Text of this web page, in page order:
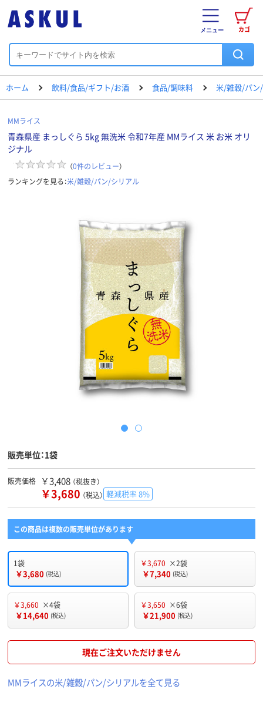
カゴ
メニュー
ホーム 飲料/食品/ギフト/お酒 食品/調味料 米/雑穀/パン
MMライス
青森県産 まっしぐら 5kg 無洗米 令和7年産 MMライス 米 お米 オリ
ジナル
（0件のレビュー）
ランキングを見る：米/雑穀/パン/シリアル
販売単位：1袋
販売価格 ￥3,408 （税抜き）
￥3,680 （税込） 軽減税率 8%
この商品は複数の販売単位があります
1袋
￥3,680 (税込)
￥3,670 ×2袋
￥7,340 (税込)
￥3,660 ×4袋
￥14,640 (税込)
￥3,650 ×6袋
￥21,900 (税込)
現在ご注文いただけません
MMライスの米/雑穀/パン/シリアルを全て見る